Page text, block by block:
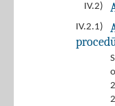
IV.2)
IV.2.1)